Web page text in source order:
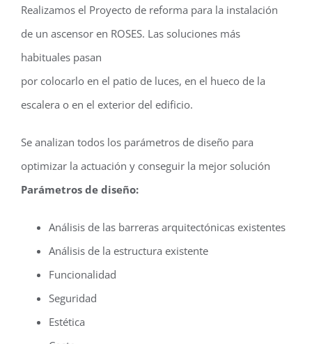
Realizamos el Proyecto de reforma para la instalación
de un ascensor en ROSES. Las soluciones más
habituales pasan
por colocarlo en el patio de luces, en el hueco de la
escalera o en el exterior del edificio.
Se analizan todos los parámetros de diseño para
optimizar la actuación y conseguir la mejor solución
Parámetros de diseño:
Análisis de las barreras arquitectónicas existentes
Análisis de la estructura existente
Funcionalidad
Seguridad
Estética